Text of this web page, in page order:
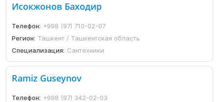
Исокжонов Баходир
Телефон: +998 (97) 710-02-07
Регион: Ташкент / Ташкентская область
Специализация: Сантехники
Ramiz Guseynov
Телефон: +998 (97) 342-02-03